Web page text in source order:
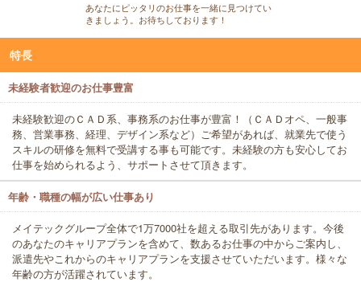
あなたにピッタリのお仕事を一緒に見つけてい
きましょう。お待ちしております！
特長
未経験者歓迎のお仕事豊富
未経験歓迎のＣＡＤ系、事務系のお仕事が豊富！（ＣＡＤオペ、一般事
務、営業事務、経理、デザイン系など）ご希望があれば、就業先で使う
スキルの研修を無料で受講する事も可能です。未経験の方も安心してお
仕事を始められるよう、サポートさせて頂きます。
年齢・職種の幅が広い仕事あり
メイテックグループ全体で1万7000社を超える取引先があります。今後
のあなたのキャリアプランを含めて、数あるお仕事の中からご案内し、
派遣先やこれからのキャリアプランを支援させていただいます。様々な
年齢の方が活躍されています。